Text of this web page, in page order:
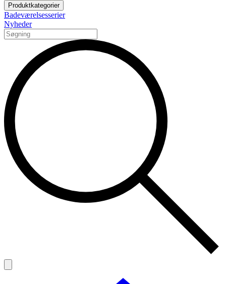
Produktkategorier
Badeværelsesserier
Nyheder